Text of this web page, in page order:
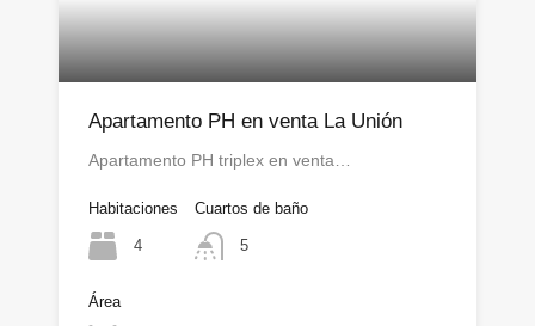
Apartamento PH en venta La Unión
Apartamento PH triplex en venta…
Habitaciones
4
Cuartos de baño
5
Área